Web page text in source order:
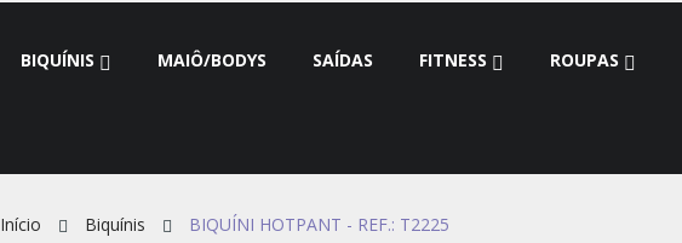
BIQUÍNIS MAIÔ/BODYS SAÍDAS FITNESS ROUPAS
Início Biquínis BIQUÍNI HOTPANT - REF.: T2225